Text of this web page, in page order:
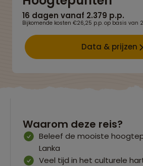
16 dagen vanaf 2.379 p.p.
Bijkomende kosten €26,25 p.p. op basis van
Data & prijzen
Waarom deze reis?
Beleef de mooiste
Lanka
Veel tijd in het culturele